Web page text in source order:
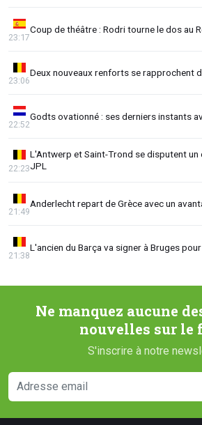
Coup de théâtre : Rodri tourne le dos au
23:17
Deux nouveaux renforts se rapprochent
23:06
Godts ovationné : ses derniers instants
22:52
L'Antwerp et Saint-Trond se disputent un
JPL
22:23
Anderlecht repart de Grèce avec un
21:49
L'ancien du Barça va signer à Bruges
21:38
Ne manquez aucune
nouvelles sur le
S'inscrire à notre